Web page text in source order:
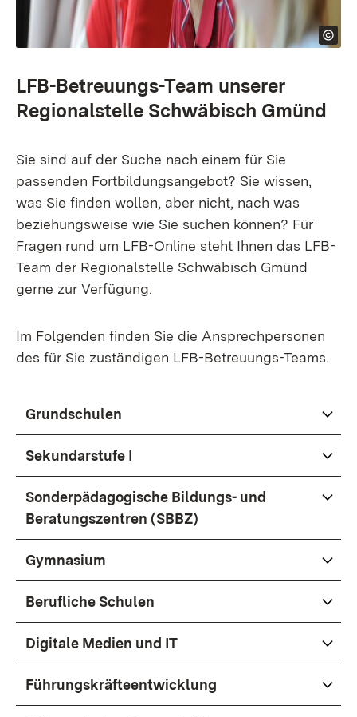
LFB-Betreuungs-Team unserer
Regionalstelle Schwäbisch Gmünd
Sie sind auf der Suche nach einem für Sie
passenden Fortbildungsangebot? Sie wissen,
was Sie finden wollen, aber nicht, nach was
beziehungsweise wie Sie suchen können? Für
Fragen rund um LFB-Online steht Ihnen das LFB-
Team der Regionalstelle Schwäbisch Gmünd
gerne zur Verfügung.
Im Folgenden finden Sie die Ansprechpersonen
des für Sie zuständigen LFB-Betreuungs-Teams.
Grundschulen
Sekundarstufe I
Sonderpädagogische Bildungs- und
Beratungszentren (SBBZ)
Gymnasium
Berufliche Schulen
Digitale Medien und IT
Führungskräfteentwicklung